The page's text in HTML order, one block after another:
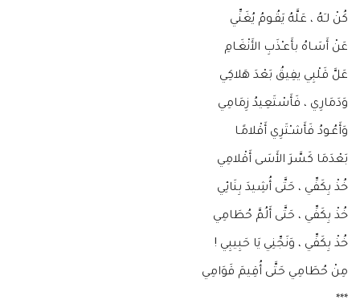
كُنْ لـَهُ ، عَلَّهُ يَقُـومُ يُغَنِّي
عَنْ أَسَـاهُ بأَعـْذَبِ الأَنْغَـامِ
عَلَّ قَلْبِي يفِيقُ بَعْدَ هَلاكِي
وَدَمَارِي ، فَأَسْتَعِيدُ زِمَامِي
وَأَعُـودُ فَأَشـْتَرِي أَقْلامًـا
بَعْدَمَا كَسَّرَ الأَسَى أَقْلامِي
خُذْ بِكَفِّي ، حَتَّى أُشِيدَ بِنَائِي
خُذْ بِكَفِّي ، حَتَّى أَلُمَّ حُطَامِي
خُذْ بِكَفِّي ، وَنَجِّنِي يَا حَبِيبِي !
مِنْ حُطَامِي حَتَّى أُقِيمَ قَوَامِي
***